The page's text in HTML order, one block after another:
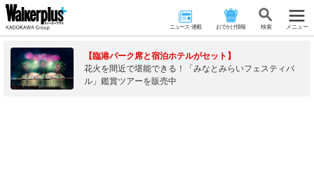
ニュース･連載 おでかけ情報 検 索 メニュー
【臨港パーク席と宿泊ホテルがセット】
花火を間近で堪能できる！「みなとみらいフェスティバ
ル」鑑賞ツアーを販売中